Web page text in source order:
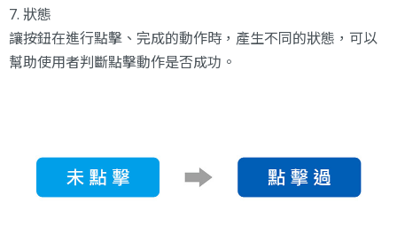
7. 狀態
讓按鈕在進行點擊、完成的動作時，產生不同的狀態，可以
幫助使用者判斷點擊動作是否成功。